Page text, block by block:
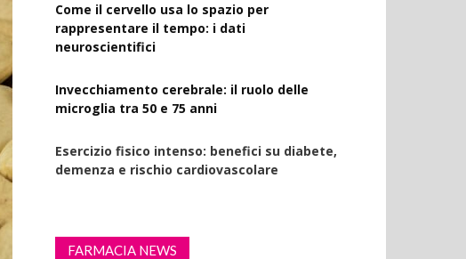
Come il cervello usa lo spazio per
rappresentare il tempo: i dati
neuroscientifici
Invecchiamento cerebrale: il ruolo delle
microglia tra 50 e 75 anni
Esercizio fisico intenso: benefici su diabete,
demenza e rischio cardiovascolare
FARMACIA NEWS